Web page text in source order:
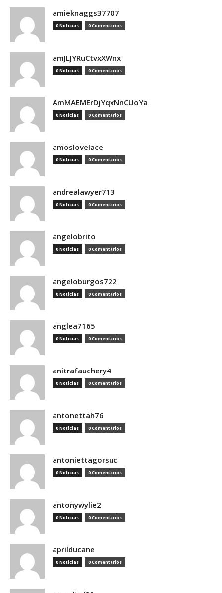
amieknaggs37707
0 Noticias 0 Comentarios
amJLJYRuCtvxXWnx
0 Noticias 0 Comentarios
AmMAEMErDjYqxNnCUoYa
0 Noticias 0 Comentarios
amoslovelace
0 Noticias 0 Comentarios
andrealawyer713
0 Noticias 0 Comentarios
angelobrito
0 Noticias 0 Comentarios
angeloburgos722
0 Noticias 0 Comentarios
anglea7165
0 Noticias 0 Comentarios
anitrafauchery4
0 Noticias 0 Comentarios
antonettah76
0 Noticias 0 Comentarios
antoniettagorsuc
0 Noticias 0 Comentarios
antonywylie2
0 Noticias 0 Comentarios
aprilducane
0 Noticias 0 Comentarios